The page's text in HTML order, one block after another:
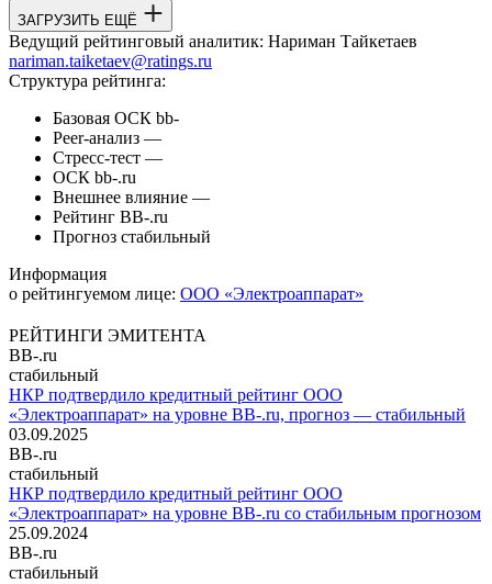
ЗАГРУЗИТЬ ЕЩЁ
Ведущий рейтинговый аналитик: Нариман Тайкетаев
nariman.taiketaev@ratings.ru
Структура рейтинга:
Базовая ОСК bb-
Peer-анализ —
Стресс-тест —
ОСК bb-.ru
Внешнее влияние —
Рейтинг BB-.ru
Прогноз стабильный
Информация
о рейтингуемом лице: ООО «Электроаппарат»
РЕЙТИНГИ ЭМИТЕНТА
BB-.ru
стабильный
НКР подтвердило кредитный рейтинг ООО
«Электроаппарат» на уровне BB-.ru, прогноз — стабильный
03.09.2025
BB-.ru
стабильный
НКР подтвердило кредитный рейтинг ООО
«Электроаппарат» на уровне BB-.ru со стабильным прогнозом
25.09.2024
BB-.ru
стабильный